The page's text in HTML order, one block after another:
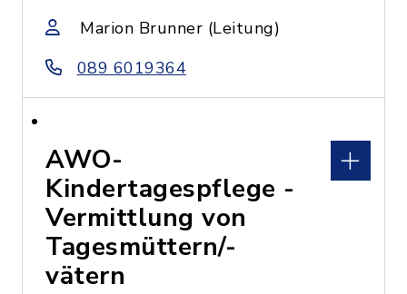
Marion Brunner (Leitung)
089 6019364
AWO-
Kindertagespflege -
Vermittlung von
Tagesmüttern/-
vätern